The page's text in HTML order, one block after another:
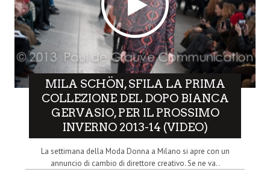
MILA SCHÖN, SFILA LA PRIMA
COLLEZIONE DEL DOPO BIANCA
GERVASIO, PER IL PROSSIMO
INVERNO 2013-14 (VIDEO)
La settimana della Moda Donna a Milano si apre con un
annuncio di cambio di direttore creativo. Se ne va..